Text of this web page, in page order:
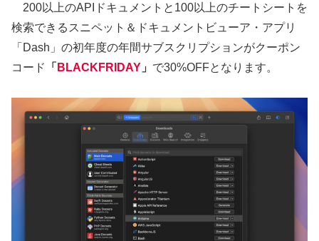
200以上のAPIドキュメントと100以上のチートシートを
検索できるスニペット＆ドキュメントビューア・アプリ
「Dash」の初年度の年間サブスクリプションがクーポン
コード
「 BLACKFRIDAY 」 で30%OFFとなります。